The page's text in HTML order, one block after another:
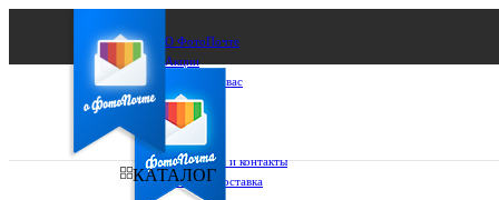
О ФотоПочте
Акции
Сделаем за вас
Бизнесу
FAQ
Франшиза
Поддержка и контакты
Оплата и доставка
КАТАЛОГ